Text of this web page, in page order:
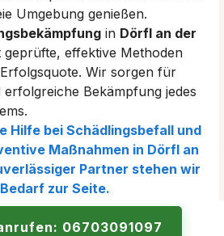
Umgebung genießen.
in Dörfl an der
geprüfte, effektive Methoden
Wir sorgen für
Bekämpfung jedes
Hilfe bei Schädlingsbefall und
Maßnahmen in Dörfl an
Partner stehen wir
zur Seite.
06703091097